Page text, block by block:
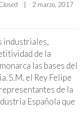
industriales,
de la
las bases del
S.M. el Rey Felipe
de la
Española que